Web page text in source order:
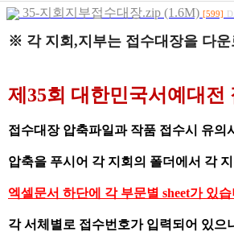
35-지회지부접수대장.zip (1.6M) [599]
※ 각 지회,지부는 접수대장을 다
제35회 대한민국서예대전
접수대장 압축파일과 작품 접수시 유의
압축을 푸시어 각 지회의 폴더에서 각
엑셀문서 하단에 각 부문별 sheet가 있
각 서체별로 접수번호가 입력되어 있으